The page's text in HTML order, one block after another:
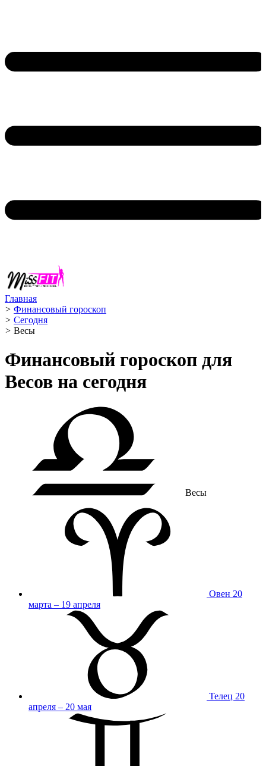
Главная
> Финансовый гороскоп
> Сегодня
> Весы ️
Финансовый гороскоп для
Весов на сегодня
Весы
Овен 20
марта – 19 апреля
Телец 20
апреля – 20 мая